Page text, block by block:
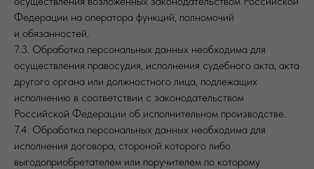
Федерации на оператора функций, полномочий
и обязанностей.
7.3. Обработка персональных данных необходима для
осуществления правосудия, исполнения судебного акта, акта
другого органа или должностного лица, подлежащих
исполнению в соответствии с законодательством
Российской Федерации об исполнительном производстве.
7.4. Обработка персональных данных необходима для
исполнения договора, стороной которого либо
выгодоприобретателем или поручителем по которому